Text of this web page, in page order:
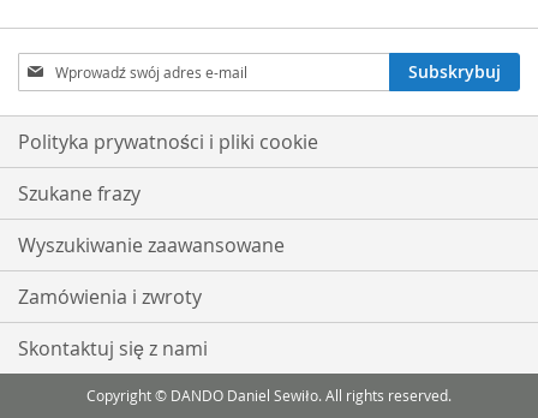
Subskrybuj
nasz
newsletter:
Subskrybuj
Polityka prywatności i pliki cookie
Szukane frazy
Wyszukiwanie zaawansowane
Zamówienia i zwroty
Skontaktuj się z nami
Copyright © DANDO Daniel Sewiło. All rights reserved.